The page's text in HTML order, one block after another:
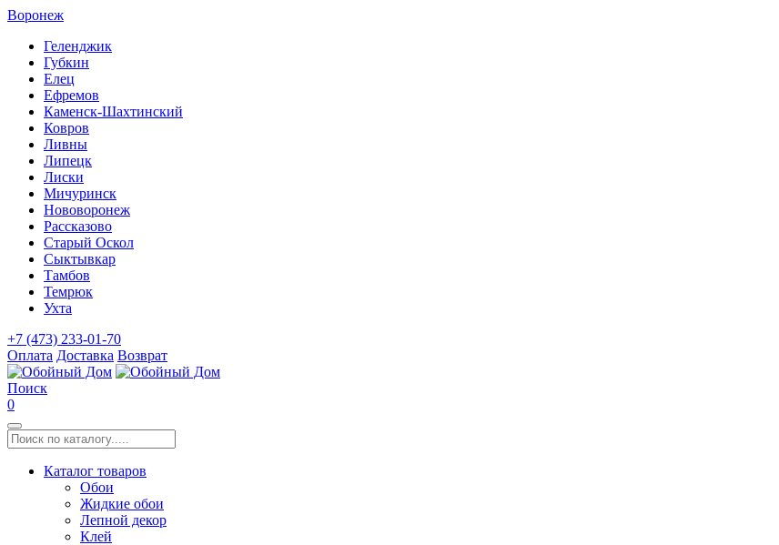
Воронеж
Геленджик
Губкин
Елец
Ефремов
Каменск-Шахтинский
Ковров
Ливны
Липецк
Лиски
Мичуринск
Нововоронеж
Рассказово
Старый Оскол
Сыктывкар
Тамбов
Темрюк
Ухта
+7 (473) 233-01-70
Оплата Доставка Возврат
Поиск
0
Каталог товаров
Обои
Жидкие обои
Лепной декор
Клей